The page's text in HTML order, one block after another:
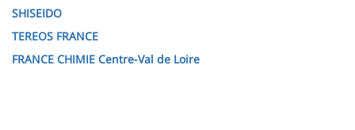
SHISEIDO
TEREOS FRANCE
FRANCE CHIMIE Centre-Val de Loire